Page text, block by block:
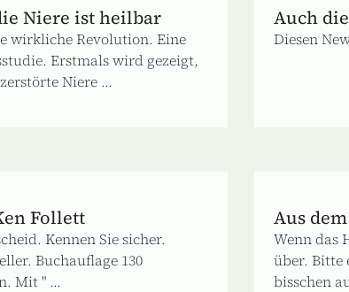
Niere ist heilbar
wirkliche Revolution. Eine
Erstmals wird gezeigt,
Niere ...
Auch
Diesen
Follett
Kennen Sie sicher.
Buchauflage 130
Mit " ...
Aus
Wenn das
über. Bitte
bisschen